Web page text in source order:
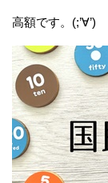
高額です。(;’∀’)